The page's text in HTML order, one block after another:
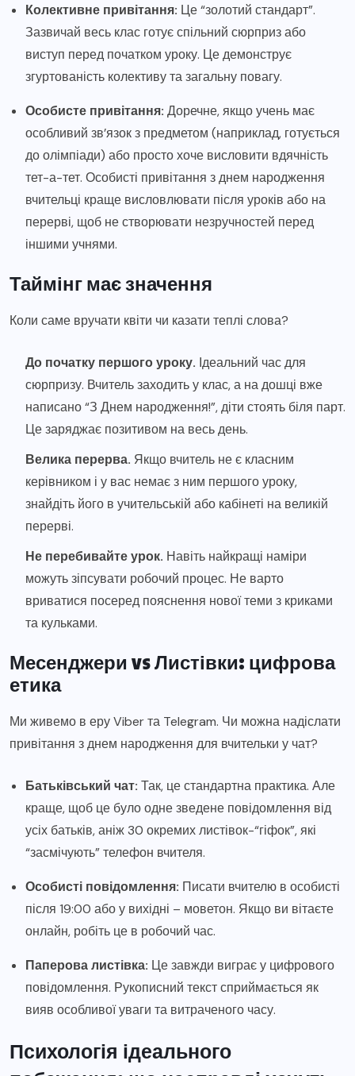
Колективне привітання: Це “золотий стандарт”.
Зазвичай весь клас готує спільний сюрприз або
виступ перед початком уроку. Це демонструє
згуртованість колективу та загальну повагу.
Особисте привітання: Доречне, якщо учень має
особливий зв’язок з предметом (наприклад, готується
до олімпіади) або просто хоче висловити вдячність
тет-а-тет. Особисті привітання з днем народження
вчительці краще висловлювати після уроків або на
перерві, щоб не створювати незручностей перед
іншими учнями.
Таймінг має значення
Коли саме вручати квіти чи казати теплі слова?
До початку першого уроку. Ідеальний час для
сюрпризу. Вчитель заходить у клас, а на дошці вже
написано “З Днем народження!”, діти стоять біля парт.
Це заряджає позитивом на весь день.
Велика перерва. Якщо вчитель не є класним
керівником і у вас немає з ним першого уроку,
знайдіть його в учительській або кабінеті на великій
перерві.
Не перебивайте урок. Навіть найкращі наміри
можуть зіпсувати робочий процес. Не варто
вриватися посеред пояснення нової теми з криками
та кульками.
Месенджери vs Листівки: цифрова
етика
Ми живемо в еру Viber та Telegram. Чи можна надіслати
привітання з днем народження для вчительки у чат?
Батьківський чат: Так, це стандартна практика. Але
краще, щоб це було одне зведене повідомлення від
усіх батьків, аніж 30 окремих листівок-“гіфок”, які
“засмічують” телефон вчителя.
Особисті повідомлення: Писати вчителю в особисті
після 19:00 або у вихідні – моветон. Якщо ви вітаєте
онлайн, робіть це в робочий час.
Паперова листівка: Це завжди виграє у цифрового
повідомлення. Рукописний текст сприймається як
вияв особливої уваги та витраченого часу.
Психологія ідеального